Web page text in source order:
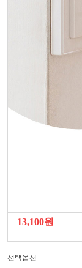
13,100원
선택옵션